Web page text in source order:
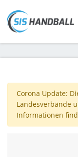
Corona Update:
Landesverbände
Informationen